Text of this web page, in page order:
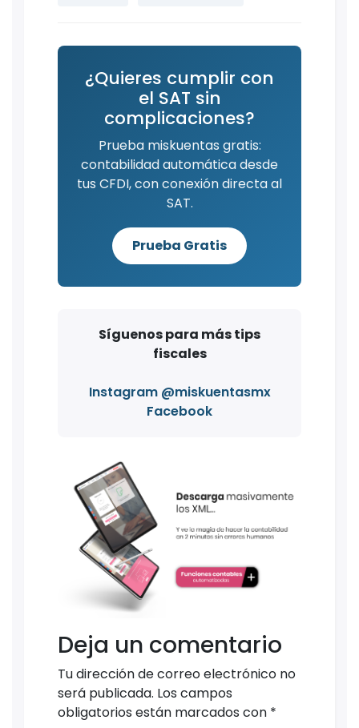
¿Quieres cumplir con
el SAT sin
complicaciones?
Prueba miskuentas gratis:
contabilidad automática desde
tus CFDI, con conexión directa al
SAT.
Prueba Gratis
Síguenos para más tips
fiscales
Instagram @miskuentasmx
Facebook
Deja un comentario
Tu dirección de correo electrónico no
será publicada. Los campos
obligatorios están marcados con *